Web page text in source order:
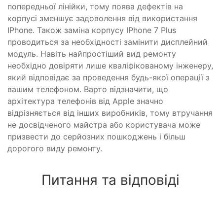
попередньої лінійки, тому поява дефектів на
корпусі зменшує задоволення від використання
IPhone. Також заміна корпусу IPhone 7 Plus
проводиться за необхідності замінити дисплейний
модуль. Навіть найпростіший вид ремонту
необхідно довіряти лише кваліфікованому інженеру,
який відповідає за проведення будь-якої операції з
вашим телефоном. Варто відзначити, що
архітектура телефонів від Apple значно
відрізняється від інших виробників, тому втручання
не досвідченого майстра або користувача може
призвести до серйозних пошкоджень і більш
дорогого виду ремонту.
Питання та відповіді